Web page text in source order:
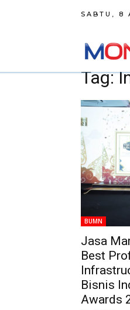
SABTU, 8
Tag:
BUMN
Jasa
Best
Bisnis
Awards